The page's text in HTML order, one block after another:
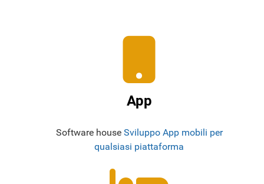
App
Software house Sviluppo App mobili per
qualsiasi piattaforma